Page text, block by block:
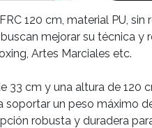
120 cm, material PU, sin
mejorar su técnica y
Artes Marciales etc.
33 cm y una altura de 120
soportar un peso máximo
robusta y duradera